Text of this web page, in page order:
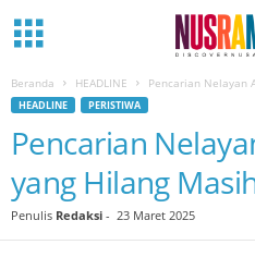
Beranda HEADLINE Pencarian Nelayan
HEADLINE PERISTIWA
Pencarian
yang Hilang
Penulis Redaksi - 23 Maret 2025